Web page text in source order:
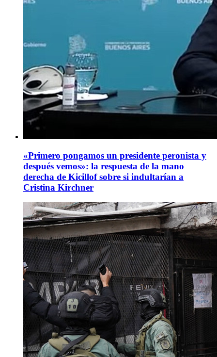
«Primero pongamos un presidente peronista y
después vemos»: la respuesta de la mano
derecha de Kicillof sobre si indultarían a
Cristina Kirchner